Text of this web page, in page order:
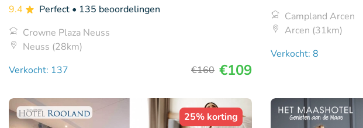
9.4 Perfect • 135 beoordelingen
Crowne Plaza Neuss
Neuss (28km)
Verkocht: 137
€160 €109
Campland Arcen
Arcen (31km)
Verkocht: 8
25% korting